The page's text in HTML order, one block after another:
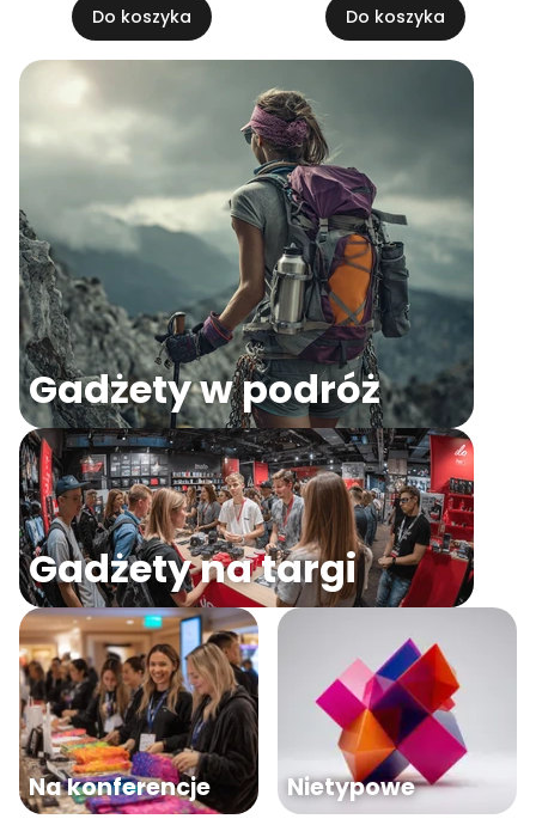
Do koszyka Do koszyka
Gadżety w podróż
Gadżety na targi
Na konferencje Nietypowe